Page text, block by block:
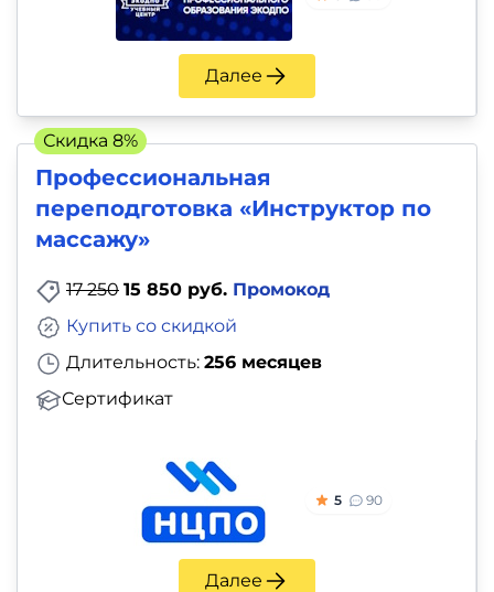
Далее
Профессиональная
переподготовка «Инструктор по
массажу»
17 250 15 850 руб. Промокод
Длительность: 256 месяцев
Сертификат
Купить со скидкой
5 90
Далее
Скидка 8%